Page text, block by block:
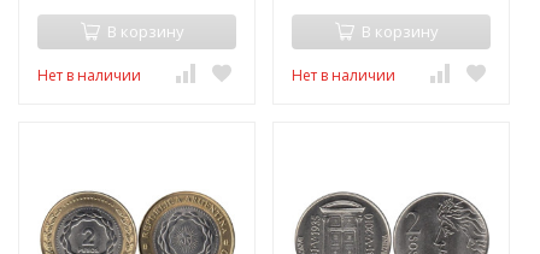
В корзину
Нет в наличии
В корзину
Нет в наличии